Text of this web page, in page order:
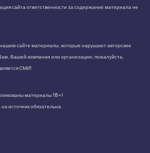
сайта ответственности за содержание материала не
сайте материалы, которые нарушают авторские
Вашей компании или организации, пожалуйста,
СМИ!
материалы 18+!
источник обязательна.